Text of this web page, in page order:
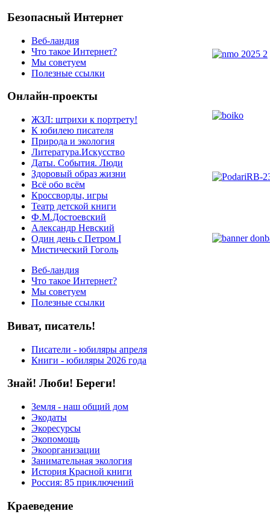
Безопасный Интернет
Веб-ландия
Что такое Интернет?
Мы советуем
Полезные ссылки
Онлайн-проекты
ЖЗЛ: штрихи к портрету!
К юбилею писателя
Природа и экология
Литература.Искусство
Даты. События. Люди
Здоровый образ жизни
Всё обо всём
Кроссворды, игры
Театр детской книги
Ф.М.Достоевский
Александр Невский
Один день с Петром I
Мистический Гоголь
Веб-ландия
Что такое Интернет?
Мы советуем
Полезные ссылки
Виват, писатель!
Писатели - юбиляры апреля
Книги - юбиляры 2026 года
Знай! Люби! Береги!
Земля - наш общий дом
Экодаты
Экоресурсы
Экопомощь
Экоорганизации
Занимательная экология
История Красной книги
Россия: 85 приключений
Краеведение